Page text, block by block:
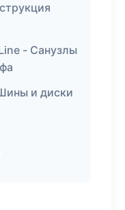
- Санузлы
и диски